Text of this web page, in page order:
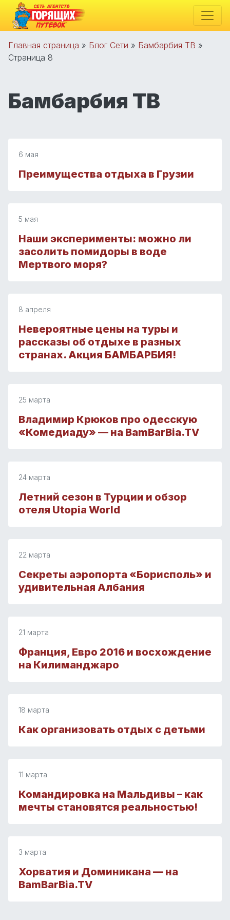
Главная страница » Блог Сети » Бамбарбия ТВ »
Страница 8
Бамбарбия ТВ
6 мая
Преимущества отдыха в Грузии
5 мая
Наши эксперименты: можно ли
засолить помидоры в воде
Мертвого моря?
8 апреля
Невероятные цены на туры и
рассказы об отдыхе в разных
странах. Акция БАМБАРБИЯ!
25 марта
Владимир Крюков про одесскую
«Комедиаду» — на BamBarBia.TV
24 марта
Летний сезон в Турции и обзор
отеля Utopia World
22 марта
Секреты аэропорта «Борисполь» и
удивительная Албания
21 марта
Франция, Евро 2016 и восхождение
на Килиманджаро
18 марта
Как организовать отдых с детьми
11 марта
Командировка на Мальдивы – как
мечты становятся реальностью!
3 марта
Хорватия и Доминикана — на
BamBarBia.TV